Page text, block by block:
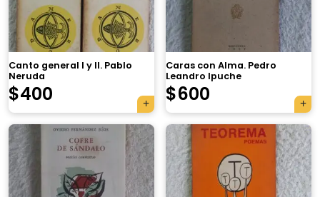
Canto general I y II. Pablo
Neruda
$400
Caras con Alma. Pedro
Leandro Ipuche
$600